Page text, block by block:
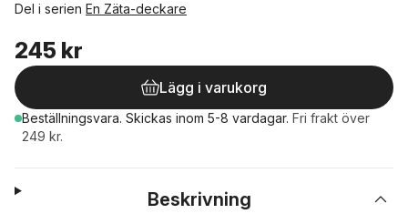
Del i serien En Zäta-deckare
245 kr
Lägg i varukorg
Beställningsvara. Skickas inom 5-8 vardagar. Fri frakt över
249 kr.
Beskrivning